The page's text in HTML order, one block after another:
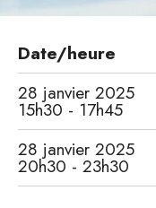
Date/heure
28 janvier 2025
15h30 - 17h45
28 janvier 2025
20h30 - 23h30